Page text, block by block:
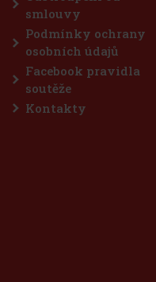
smlouvy
Podmínky ochrany
osobních údajů
Facebook pravidla
soutěže
Kontakty